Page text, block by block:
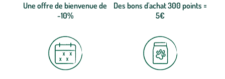
Une offre de bienvenue de
-10%
Des bons d'achat 300 points =
5€